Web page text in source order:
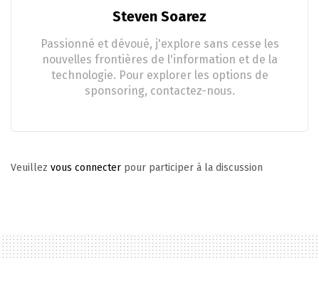
Steven Soarez
Passionné et dévoué, j'explore sans cesse les
nouvelles frontières de l'information et de la
technologie. Pour explorer les options de
sponsoring, contactez-nous.
Veuillez vous connecter pour participer à la discussion